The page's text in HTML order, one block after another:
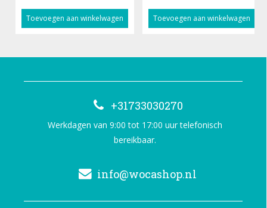
Toevoegen aan winkelwagen Toevoegen aan winkelwagen
+31733030270
Werkdagen van 9:00 tot 17:00 uur telefonisch
bereikbaar.
info@wocashop.nl